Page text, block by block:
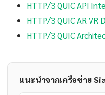
HTTP/3 QUIC API
HTTP/3 QUIC AR VR
HTTP/3 QUIC
แนะนำจากเครือข่าย